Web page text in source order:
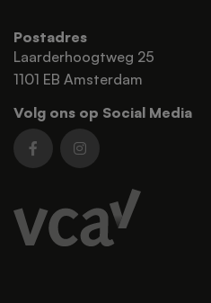
Postadres
Laarderhoogtweg 25
1101 EB Amsterdam
Volg ons op Social Media